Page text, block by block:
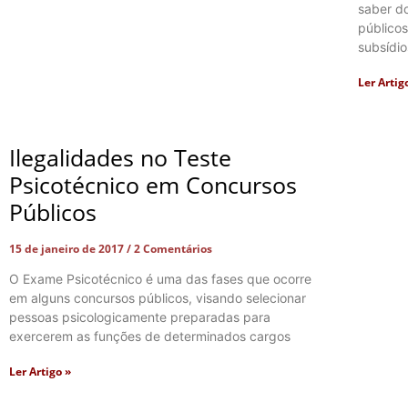
saber
Ler
Ilegalidades no Teste
Psicotécnico em Concursos
Públicos
15 de janeiro de 2017
2 Comentários
O Exame Psicotécnico é uma das fases que ocorre
em alguns concursos públicos, visando selecionar
pessoas psicologicamente preparadas para
exercerem as funções de determinados cargos
Ler Artigo »